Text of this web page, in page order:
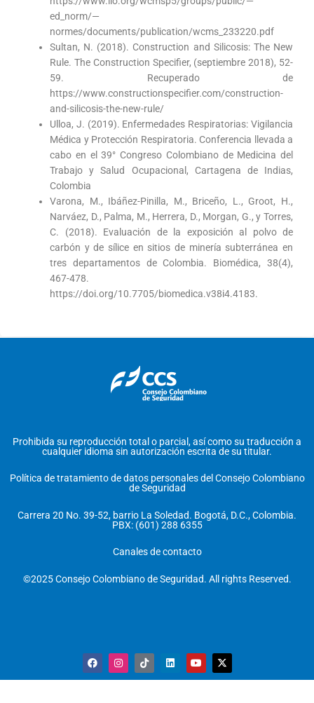
ed_norm/—
normes/documents/publication/wcms_233220.pdf
Sultan, N. (2018). Construction and Silicosis: The New
Rule. The Construction Specifier, (septiembre 2018), 52-
59. Recuperado de
https://www.constructionspecifier.com/construction-
and-silicosis-the-new-rule/
Ulloa, J. (2019). Enfermedades Respiratorias: Vigilancia
Médica y Protección Respiratoria. Conferencia llevada a
cabo en el 39° Congreso Colombiano de Medicina del
Trabajo y Salud Ocupacional, Cartagena de Indias,
Colombia
Varona, M., Ibáñez-Pinilla, M., Briceño, L., Groot, H.,
Narváez, D., Palma, M., Herrera, D., Morgan, G., y Torres,
C. (2018). Evaluación de la exposición al polvo de
carbón y de sílice en sitios de minería subterránea en
tres departamentos de Colombia. Biomédica, 38(4),
467-478.
https://doi.org/10.7705/biomedica.v38i4.4183.
Prohibida su reproducción total o parcial, así como su traducción a
cualquier idioma sin autorización escrita de su titular.
Política de tratamiento de datos personales del Consejo Colombiano
de Seguridad
Carrera 20 No. 39-52, barrio La Soledad. Bogotá, D.C., Colombia.
PBX: (601) 288 6355
Canales de contacto
©2025 Consejo Colombiano de Seguridad. All rights Reserved.
F
a
c
I
n
s
T
i
k
L
i
Y
o
u
X
-
t